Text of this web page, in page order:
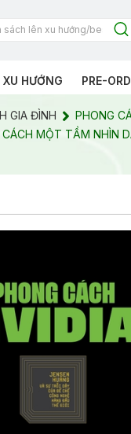
XU HƯỚNG PRE-
GIA ĐÌNH
PHONG
MỘT TẦM NHÌN